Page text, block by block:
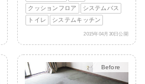
クッションフロア
システムバス
トイレ
システムキッチン
2015年04月30日公開
After